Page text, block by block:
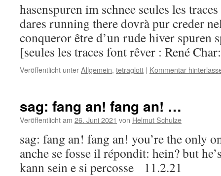
hasenspuren im schnee seules les
dares running there dovrà pur creder
conqueror être d’un rude hiver
[seules les traces font rêver : René
Veröffentlicht unterAllgemein, tetraglott | Kommentar
sag: fang an! fang an! …
Veröffentlicht am 26. Juni 2021 von Helmut Schulze
sag: fang an! fang an! you’re the only
anche se fosse il répondit: hein? but
kann sein e si percosse 11.2.21